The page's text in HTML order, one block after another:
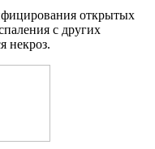
открытых
с других
некроз.